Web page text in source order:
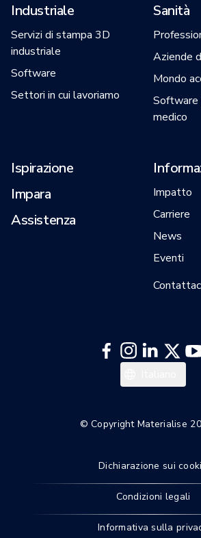
Industriale
Servizi di stampa 3D
industriale
Software
Settori in cui lavoriamo
Sanità
Aziende
Mondo
medico
Ispirazione
Impara
Assistenza
Impatto
Carriere
News
Eventi
한국어
Deutsch
Français
English
© Copyright Materialise
Dichiarazione sui
Condizioni legali
Informativa sulla